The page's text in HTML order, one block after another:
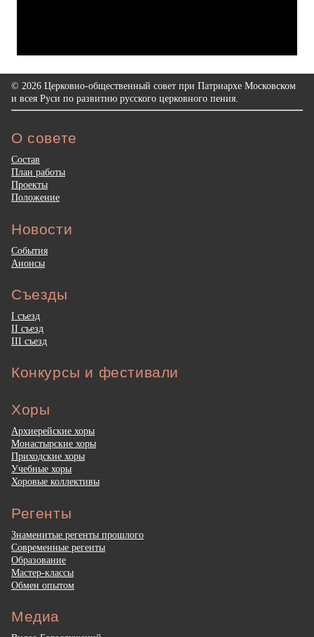
© 2026 Церковно-общественный совет при Патриархе Московском
и всея Руси по развитию русского церковного пения.
О совете
Состав
План работы
Проекты
Положение
Новости
События
Анонсы
Съезды
I съезд
II съезд
III съезд
Конкурсы и фестивали
Хоры
Архиерейские хоры
Монастырские хоры
Приходские хоры
Учебные хоры
Хоровые коллективы
Регенты
Знаменитые регенты прошлого
Современные регенты
Образование
Мастер-классы
Обмен опытом
Медиа